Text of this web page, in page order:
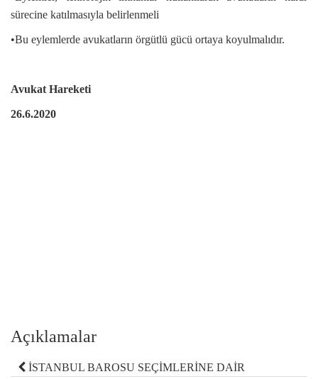
sürecine katılmasıyla belirlenmeli
•Bu eylemlerde avukatların örgütlü gücü ortaya koyulmalıdır.
Avukat Hareketi
26.6.2020
Açıklamalar
İSTANBUL BAROSU SEÇİMLERİNE DAİR